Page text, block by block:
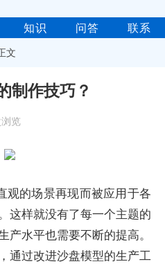
知识 问答 联系
文
制作技巧？
览
观的场景再现而被应用于各
这样就没有了每一个主题的
水平也需要不断的提高。
通过改进沙盘模型的生产工